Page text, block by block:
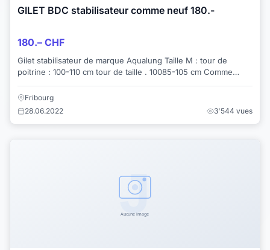
GILET BDC stabilisateur comme neuf 180.-
180.– CHF
Gilet stabilisateur de marque Aqualung Taille M : tour de
poitrine : 100-110 cm tour de taille . 10085-105 cm Comme
neuf, utilisé pour 3 plo...
Fribourg
28.06.2022
3'544 vues